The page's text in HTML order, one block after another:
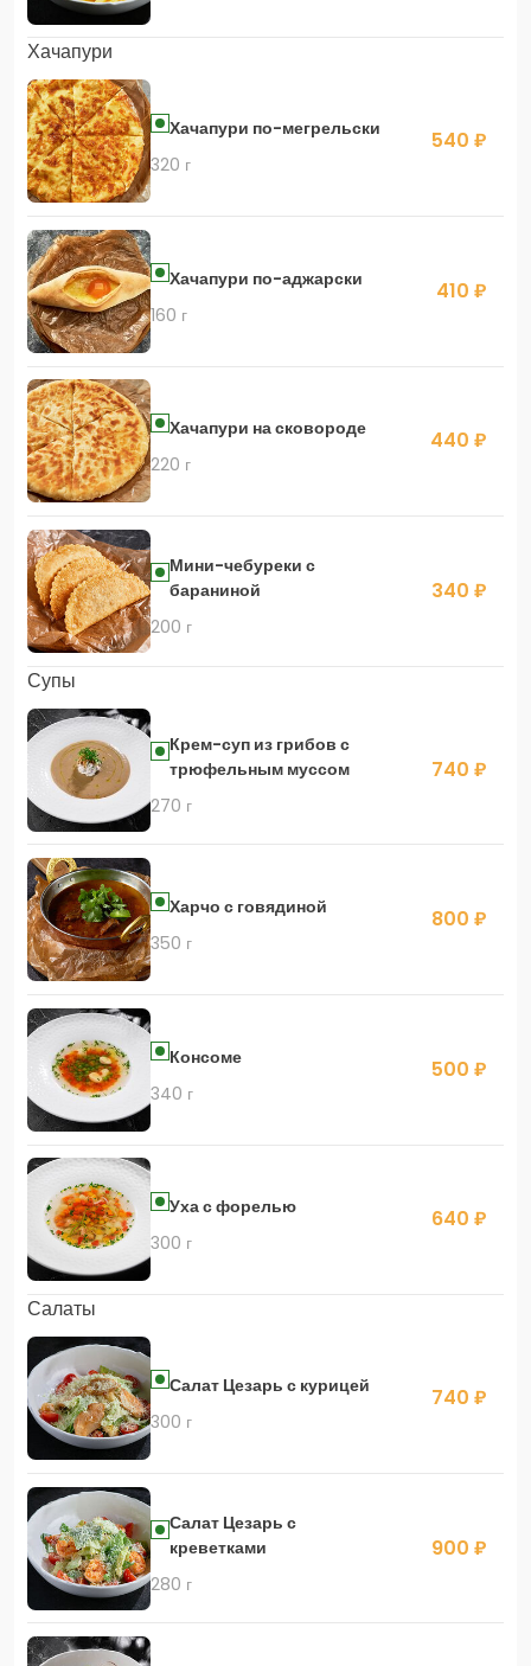
Хачапури
Хачапури по-мегрельски
320 г
540 ₽
Хачапури по-аджарски
160 г
410 ₽
Хачапури на сковороде
220 г
440 ₽
Мини-чебуреки с
бараниной
200 г
340 ₽
Супы
Крем-суп из грибов с
трюфельным муссом
270 г
740 ₽
Харчо с говядиной
350 г
800 ₽
Консоме
340 г
500 ₽
Уха с форелью
300 г
640 ₽
Салаты
Салат Цезарь с курицей
300 г
740 ₽
Салат Цезарь с
креветками
280 г
900 ₽